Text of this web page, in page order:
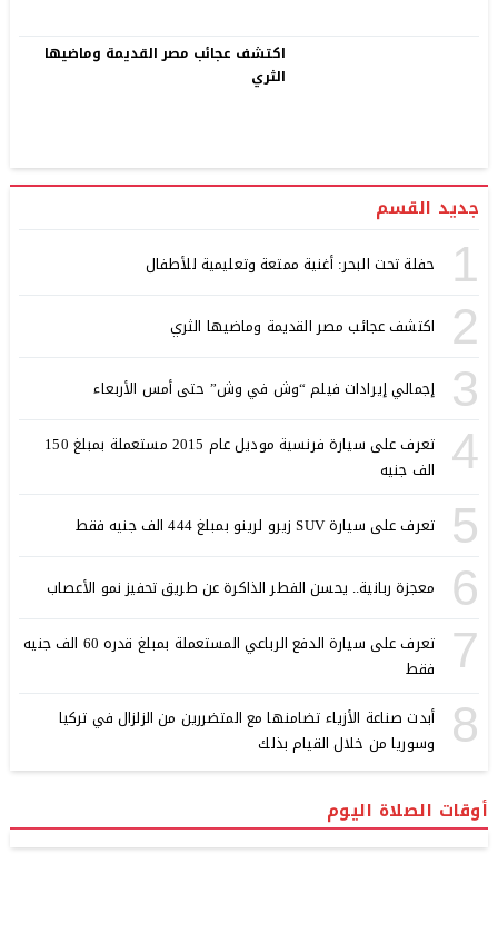
اكتشف عجائب مصر القديمة وماضيها
الثري
جديد القسم
1 حفلة تحت البحر: أغنية ممتعة وتعليمية للأطفال
2 اكتشف عجائب مصر القديمة وماضيها الثري
3 إجمالي إيرادات فيلم “وش في وش” حتى أمس الأربعاء
4
تعرف على سيارة فرنسية موديل عام 2015 مستعملة بمبلغ 150
الف جنيه
5 تعرف على سيارة SUV زيرو لرينو بمبلغ 444 الف جنيه فقط
6 معجزة ربانية.. يحسن الفطر الذاكرة عن طريق تحفيز نمو الأعصاب
7
تعرف على سيارة الدفع الرباعي المستعملة بمبلغ قدره 60 الف جنيه
فقط
8
أبدت صناعة الأزياء تضامنها مع المتضررين من الزلزال في تركيا
وسوريا من خلال القيام بذلك
أوقات الصلاة اليوم